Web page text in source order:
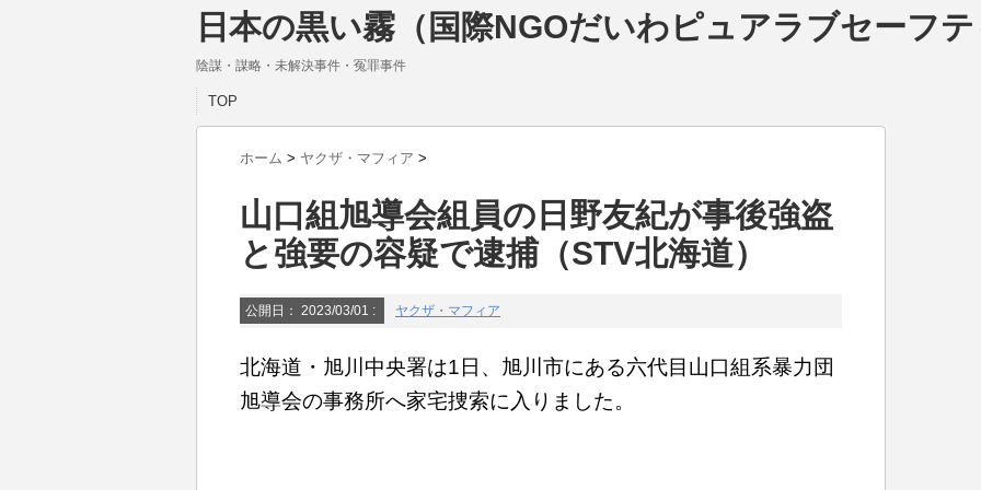
日本の黒い霧（国際NGOだいわピュアラブセーフテ
陰謀・謀略・未解決事件・冤罪事件
TOP
ホーム > ヤクザ・マフィア >
山口組旭導会組員の日野友紀が事後強盗
と強要の容疑で逮捕（STV北海道）
公開日： 2023/03/01 : ヤクザ・マフィア
北海道・旭川中央署は1日、旭川市にある六代目山口組系暴力団
旭導会の事務所へ家宅捜索に入りました。